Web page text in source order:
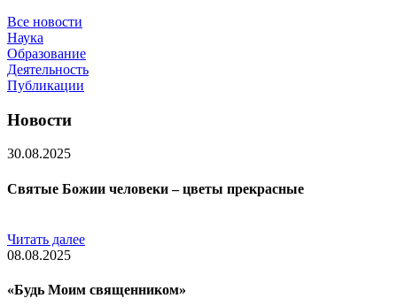
Все новости
Наука
Образование
Деятельность
Публикации
Новости
30.08.2025
Святые Божии человеки – цветы прекрасные
Читать далее
08.08.2025
«Будь Моим священником»